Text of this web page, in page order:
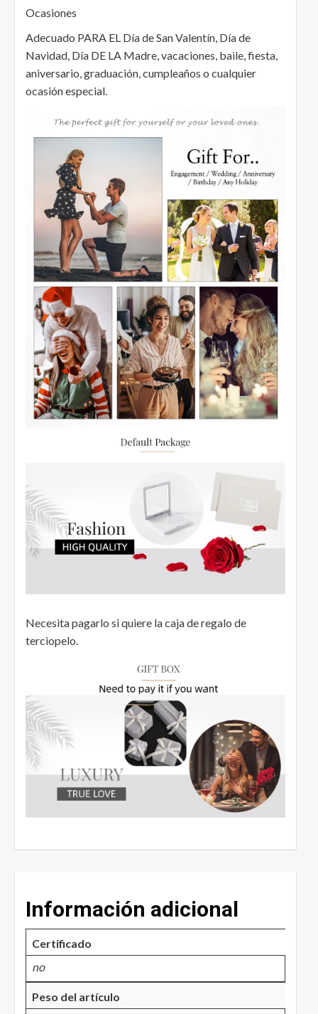
Ocasiones
Adecuado PARA EL Día de San Valentín, Día de
Navidad, Día DE LA Madre, vacaciones, baile, fiesta,
aniversario, graduación, cumpleaños o cualquier
ocasión especial.
Necesita pagarlo si quiere la caja de regalo de
terciopelo.
Información adicional
Certificado
no
Peso del artículo